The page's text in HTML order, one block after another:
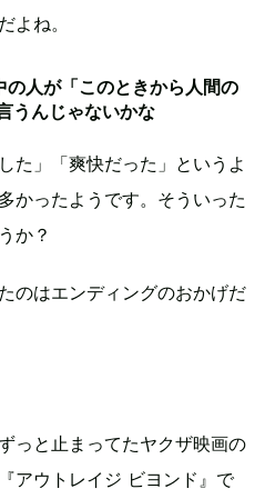
よね。
人が「このときから人間の
うんじゃないかな
た」「爽快だった」というよ
かったようです。そういった
か？
のはエンディングのおかげだ
っと止まってたヤクザ映画の
アウトレイジ ビヨンド』で